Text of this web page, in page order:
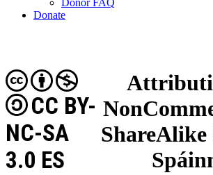
Donate
ShareAlike
CC BY-
NC-SA
3.0 ES